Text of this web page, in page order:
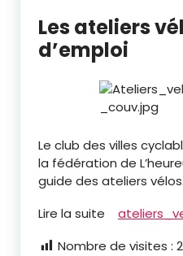
Les ateliers
d’emploi
Le club des villes
la fédération de
guide des ateliers vélos.
Lire la suite
Nombre de visites :